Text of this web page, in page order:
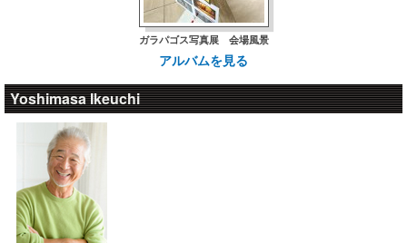
日本のご島地グルメ
第16弾 三重県答志島 伊勢海老
日本のご島地グルメ
第15弾 東京都伊豆大島 キンメ鯛
'22/06/27
'22/06/26
日本のご島地グルメ
・'16/05/01
日本のゴルフ場
ブ
・'16/04/01
日本のゴルフ場
第15弾 静岡 東富士カントリークラブ
69島目 2009年10月 オーストラリア グレー
トバリアリーフの島々（Great Barier
'2009
地球の島巡り
67島目 2009年8月 デンマーク領 アイスラン
ド（Island）
ガラパゴス写真展 会場風景
アルバムを見る
Yoshimasa Ikeuchi